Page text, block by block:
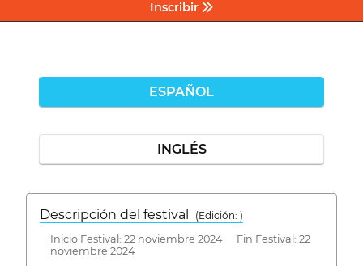
Inscribir
ESPAÑOL
INGLÉS
Descripción del festival
( Edición: )
Inicio Festival: 22 noviembre 2024 Fin Festival: 22
noviembre 2024